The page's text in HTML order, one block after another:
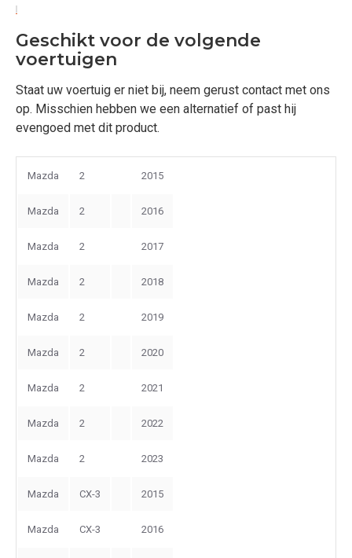
Geschikt voor de volgende
voertuigen
Staat uw voertuig er niet bij, neem gerust contact met ons
op. Misschien hebben we een alternatief of past hij
evengoed met dit product.
Mazda 2 2015
Mazda 2 2016
Mazda 2 2017
Mazda 2 2018
Mazda 2 2019
Mazda 2 2020
Mazda 2 2021
Mazda 2 2022
Mazda 2 2023
Mazda CX-3 2015
Mazda CX-3 2016